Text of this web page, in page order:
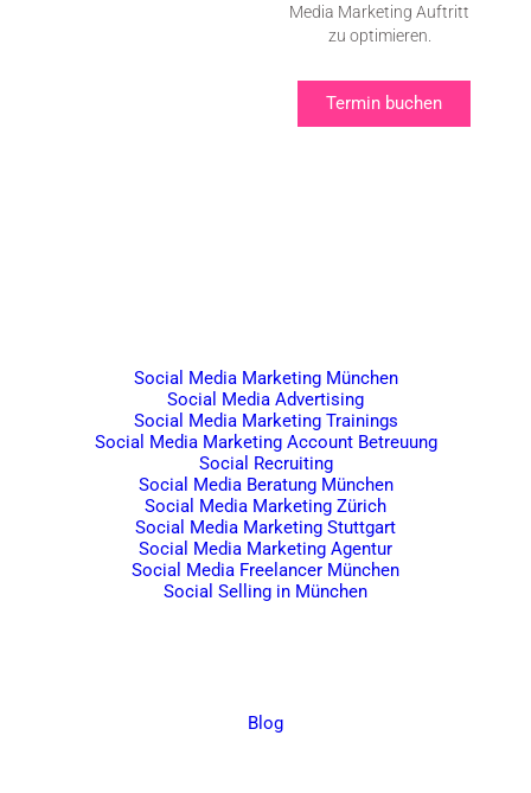
Media Marketing Auftritt
zu optimieren.
Termin buchen
Social Media Marketing München
Social Media Advertising
Social Media Marketing Trainings
Social Media Marketing Account Betreuung
Social Recruiting
Social Media Beratung München
Social Media Marketing Zürich
Social Media Marketing Stuttgart
Social Media Marketing Agentur
Social Media Freelancer München
Social Selling in München
Blog